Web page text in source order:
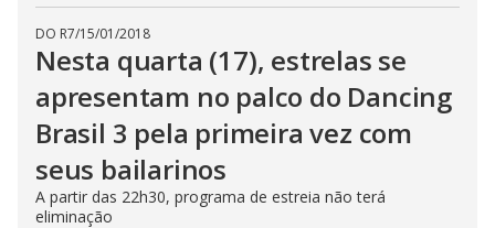
DO R7/15/01/2018
Nesta quarta (17), estrelas se
apresentam no palco do Dancing
Brasil 3 pela primeira vez com
seus bailarinos
A partir das 22h30, programa de estreia não terá
eliminação